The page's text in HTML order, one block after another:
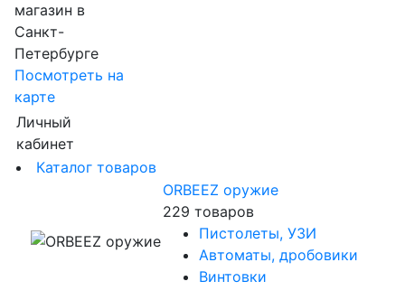
магазин в
Санкт-
Петербурге
Посмотреть на
карте
Личный
кабинет
Каталог товаров
ORBEEZ оружие
229 товаров
Пистолеты, УЗИ
Автоматы, дробовики
Винтовки